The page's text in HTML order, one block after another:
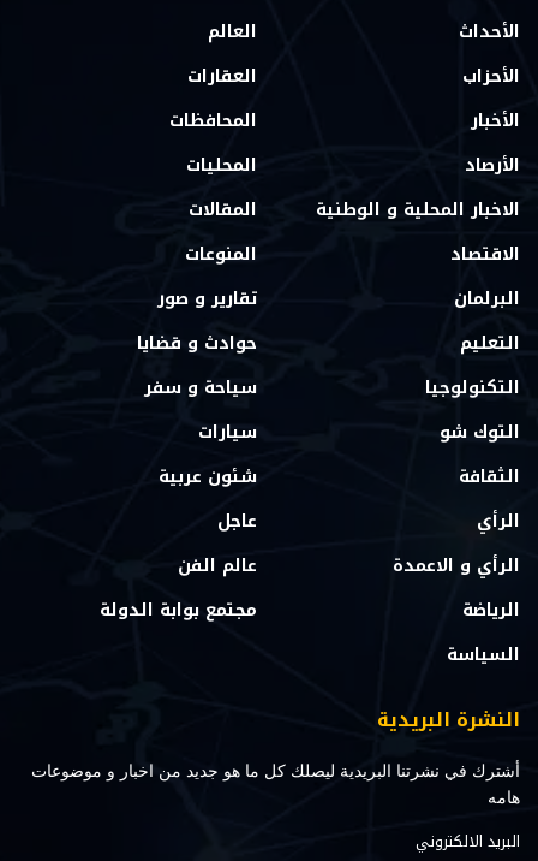
الأحداث
الأحزاب
الأخبار
الأرصاد
الاخبار المحلية و الوطنية
الاقتصاد
البرلمان
التعليم
التكنولوجيا
التوك شو
الثقافة
الرأي
الرأي و الاعمدة
الرياضة
السياسة
العالم
العقارات
المحافظات
المحليات
المقالات
المنوعات
تقارير و صور
حوادث و قضايا
سياحة و سفر
سيارات
شئون عربية
عاجل
عالم الفن
مجتمع بوابة الدولة
النشرة البريدية
أشترك في نشرتنا البريدية ليصلك كل ما هو جديد من اخبار و موضوعات
هامه
البريد الالكتروني